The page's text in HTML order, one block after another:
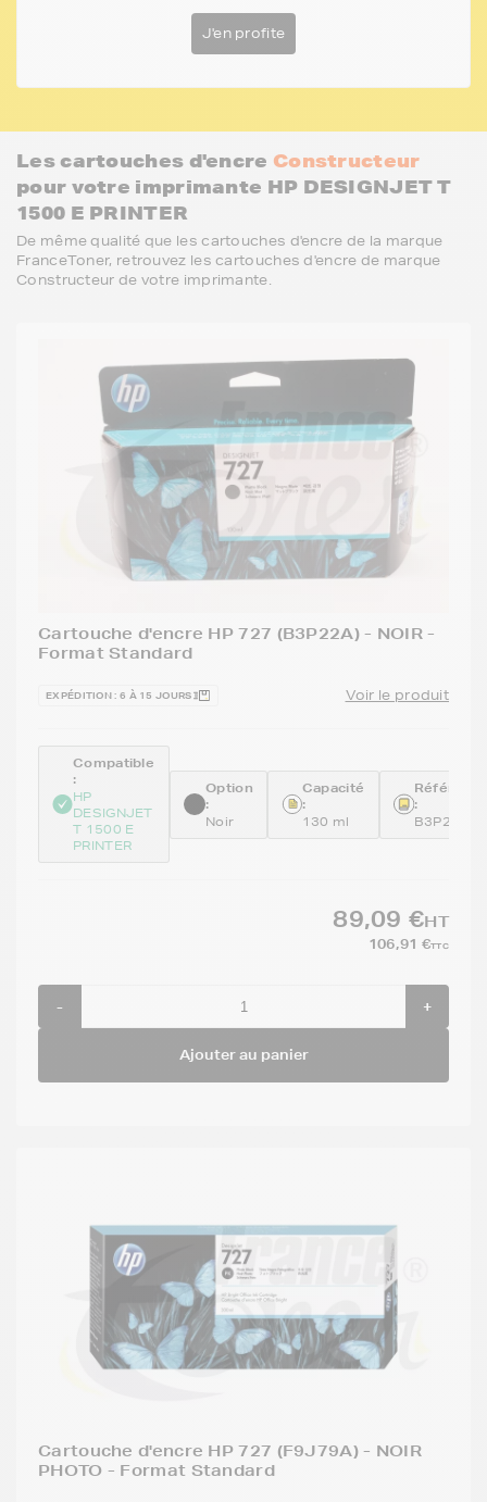
J'en profite
Les cartouches d'encre Constructeur
pour votre imprimante HP DESIGNJET T
1500 E PRINTER
De même qualité que les cartouches d'encre de la marque
FranceToner, retrouvez les cartouches d'encre de marque
Constructeur de votre imprimante.
Cartouche d'encre HP 727 (B3P22A) - NOIR -
Format Standard
EXPÉDITION : 6 À 15 JOURS Voir le produit
Compatible
:
HP
DESIGNJET
T 1500 E
PRINTER
Option
:
Noir
Capacité
:
130 ml
:
B3P22A
89,09 €HT
106,91 €TTC
- +
Ajouter au panier
Cartouche d'encre HP 727 (F9J79A) - NOIR
PHOTO - Format Standard